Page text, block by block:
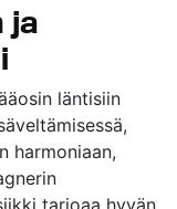
ja
läntisiin
harmoniaan,
tarjoaa hyvän